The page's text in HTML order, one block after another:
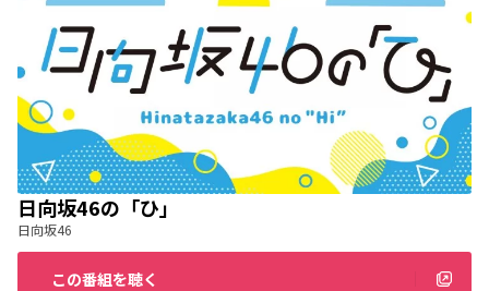
日向坂46の「ひ」
日向坂46
この番組を聴く